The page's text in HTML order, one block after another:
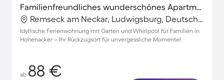
Familienfreundliches wunderschönes Apartment mit Garten, Whirlpool und Terrasse | Perfekt für die Arbeit von Zuhause
Remseck am Neckar, Ludwigsburg, Deutschland
Idyllische Ferienwohnung mit Garten und Whirlpool für Familien in
Hohenacker – Ihr Rückzugsort für unvergessliche Momente!
ab 88 €